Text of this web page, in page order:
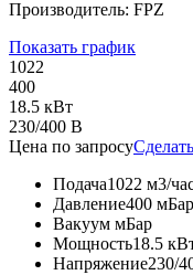
Производитель: FPZ
Показать график
1022
400
18.5 кВт
230/400 В
Цена по запросу
Подача1022 м3/
Давление400 мБар
Вакуум мБар
Мощность18.5
Напряжение230/